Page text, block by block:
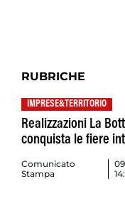
RUBRICHE
IMPRESE&TERRITORIO
Realizzazioni La
conquista le fiere
Comunicato
Stampa